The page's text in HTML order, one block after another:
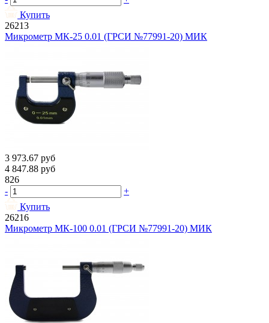
Купить
26213
Микрометр МК-25 0.01 (ГРСИ №77991-20) МИК
3 973.67 руб
4 847.88 руб
826
-
+
Купить
26216
Микрометр МК-100 0.01 (ГРСИ №77991-20) МИК